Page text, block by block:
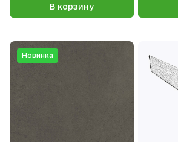
В корзину
Новинка